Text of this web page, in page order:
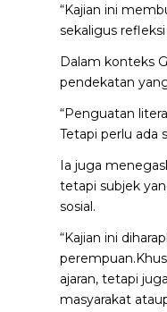
“Kajian ini
sekaligus refleksi
Dalam konteks
pendekatan
“Penguatan
Tetapi perlu ada
Ia juga
tetapi subjek
sosial.
“Kajian ini
ajaran, tetapi
masyarakat